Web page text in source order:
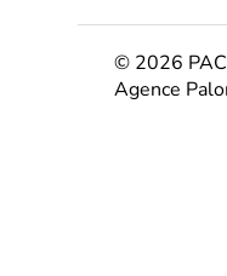
© 2026
Agence